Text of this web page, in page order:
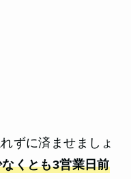
ずに済ませましょ
くとも3営業日前